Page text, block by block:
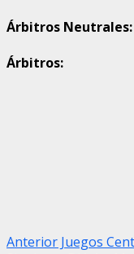
Árbitros Neutrales:
Árbitros:
Post
Anterior Juegos